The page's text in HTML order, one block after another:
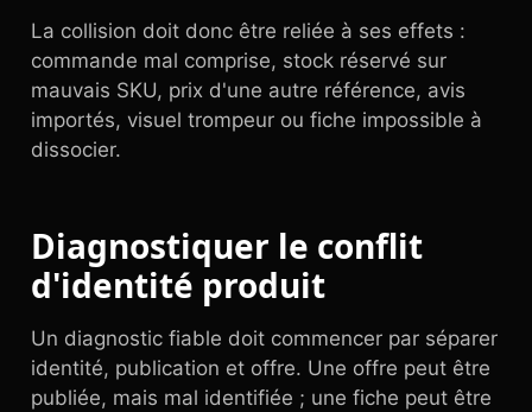
La collision doit donc être reliée à ses effets :
commande mal comprise, stock réservé sur
mauvais SKU, prix d'une autre référence, avis
importés, visuel trompeur ou fiche impossible à
dissocier.
Diagnostiquer le conflit
d'identité produit
Un diagnostic fiable doit commencer par séparer
identité, publication et offre. Une offre peut être
publiée, mais mal identifiée ; une fiche peut être